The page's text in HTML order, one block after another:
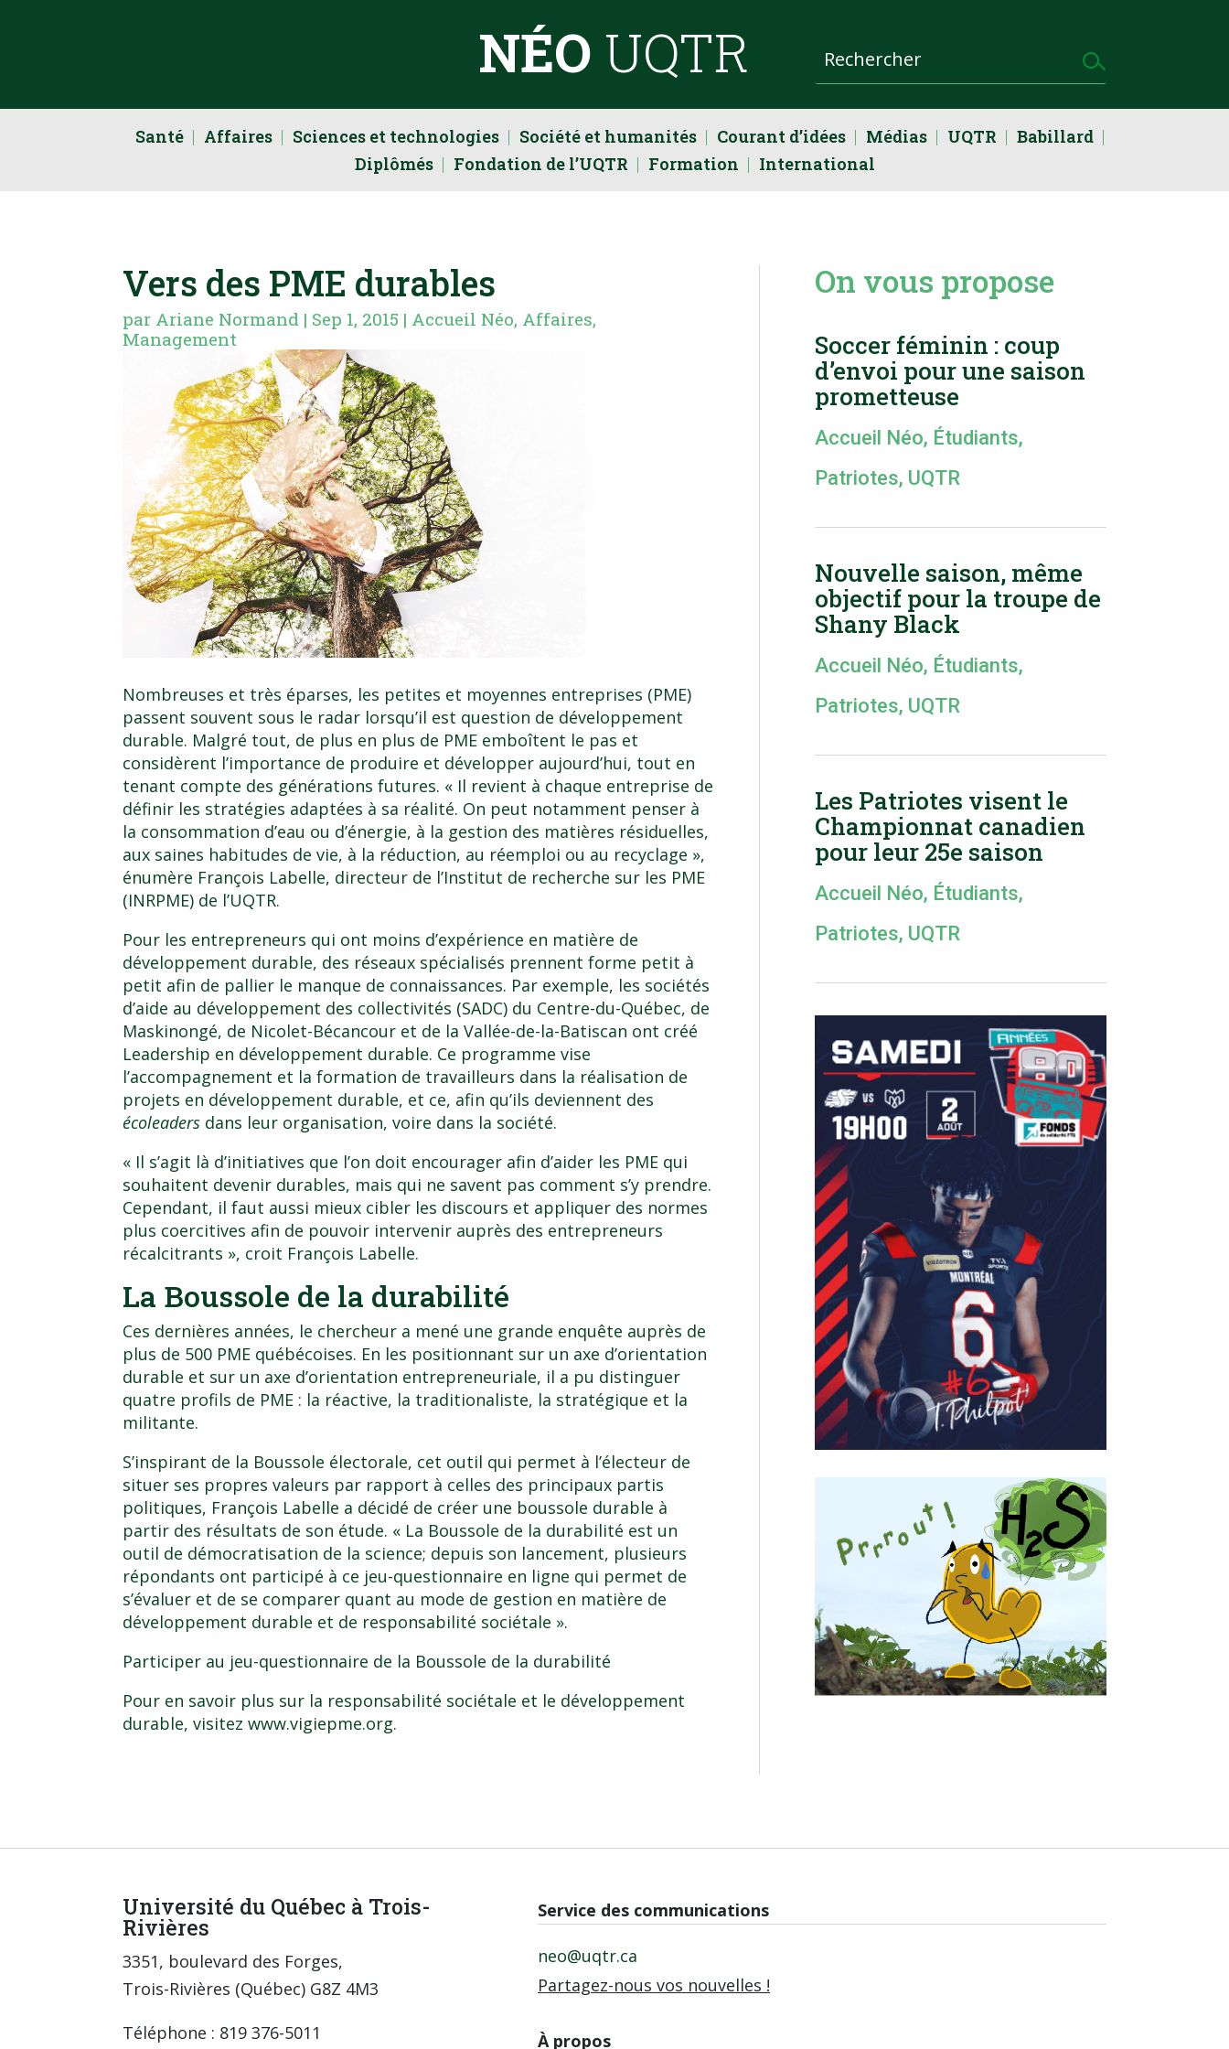
NÉO UQTR
Santé Affaires Sciences et technologies Société et humanités Courant d’idées Médias UQTR
Babillard
Diplômés
Fondation de l’UQTR Formation International
Vers des PME durables
par Ariane Normand | Sep 1, 2015 | Accueil Néo, Affaires,
Management
Nombreuses et très éparses, les petites et moyennes entreprises (PME)
passent souvent sous le radar lorsqu’il est question de développement
durable. Malgré tout, de plus en plus de PME emboîtent le pas et
considèrent l’importance de produire et développer aujourd’hui, tout en
tenant compte des générations futures. « Il revient à chaque entreprise de
définir les stratégies adaptées à sa réalité. On peut notamment penser à
la consommation d’eau ou d’énergie, à la gestion des matières résiduelles,
aux saines habitudes de vie, à la réduction, au réemploi ou au recyclage »,
énumère François Labelle, directeur de l’Institut de recherche sur les PME
(INRPME) de l’UQTR.
Pour les entrepreneurs qui ont moins d’expérience en matière de
développement durable, des réseaux spécialisés prennent forme petit à
petit afin de pallier le manque de connaissances. Par exemple, les sociétés
d’aide au développement des collectivités (SADC) du Centre-du-Québec, de
Maskinongé, de Nicolet-Bécancour et de la Vallée-de-la-Batiscan ont créé
Leadership en développement durable. Ce programme vise
l’accompagnement et la formation de travailleurs dans la réalisation de
projets en développement durable, et ce, afin qu’ils deviennent des
écoleaders dans leur organisation, voire dans la société.
« Il s’agit là d’initiatives que l’on doit encourager afin d’aider les PME qui
souhaitent devenir durables, mais qui ne savent pas comment s’y prendre.
Cependant, il faut aussi mieux cibler les discours et appliquer des normes
plus coercitives afin de pouvoir intervenir auprès des entrepreneurs
récalcitrants », croit François Labelle.
La Boussole de la durabilité
Ces dernières années, le chercheur a mené une grande enquête auprès de
plus de 500 PME québécoises. En les positionnant sur un axe d’orientation
durable et sur un axe d’orientation entrepreneuriale, il a pu distinguer
quatre profils de PME : la réactive, la traditionaliste, la stratégique et la
militante.
S’inspirant de la Boussole électorale, cet outil qui permet à l’électeur de
situer ses propres valeurs par rapport à celles des principaux partis
politiques, François Labelle a décidé de créer une boussole durable à
partir des résultats de son étude. « La Boussole de la durabilité est un
outil de démocratisation de la science; depuis son lancement, plusieurs
répondants ont participé à ce jeu-questionnaire en ligne qui permet de
s’évaluer et de se comparer quant au mode de gestion en matière de
développement durable et de responsabilité sociétale ».
Participer au jeu-questionnaire de la Boussole de la durabilité
Pour en savoir plus sur la responsabilité sociétale et le développement
durable, visitezwww.vigiepme.org.
On vous propose
Soccer féminin : coup
d’envoi pour une saison
prometteuse
Accueil Néo, Étudiants,
Patriotes, UQTR
Nouvelle saison, même
objectif pour la troupe de
Shany Black
Accueil Néo, Étudiants,
Patriotes, UQTR
Les Patriotes visent le
Championnat canadien
pour leur 25e saison
Accueil Néo, Étudiants,
Patriotes, UQTR
Université du Québec à Trois-
Rivières
3351, boulevard des Forges,
Trois-Rivières (Québec) G8Z 4M3
Téléphone : 819 376-5011
Service des communications
neo@uqtr.ca
Partagez-nous vos nouvelles !
À propos